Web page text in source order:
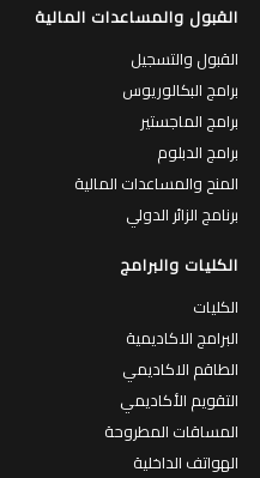
القبول والمساعدات المالية
القبول والتسجيل
برامج البكالوريوس
برامج الماجستير
برامج الدبلوم
المنح والمساعدات المالية
برنامج الزائر الدولي
الكليات والبرامج
الكليات
البرامج الاكاديمية
الطاقم الاكاديمي
التقويم الأكاديمي
المساقات المطروحة
الهواتف الداخلية